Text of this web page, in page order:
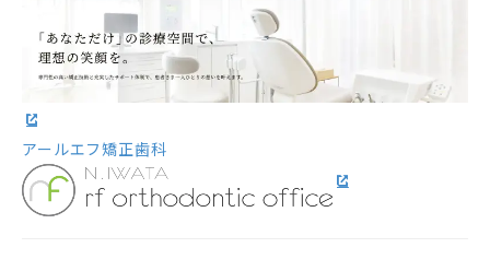
アールエフ矯正歯科